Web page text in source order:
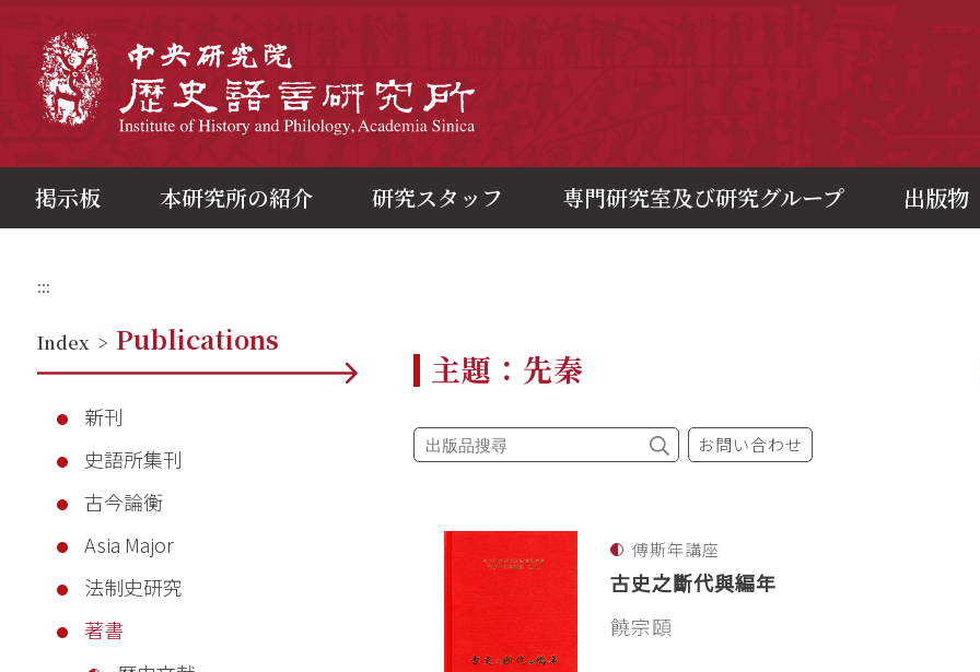
掲示板 本研究所の紹介 研究スタッフ 専門研究室及び研究グループ 出版物
:::
Index > Publications
新刊
史語所集刊
古今論衡
Asia Major
法制史研究
著書
主題：先秦
お問い合わせ
傅斯年講座
古史之斷代與編年
饒宗頤